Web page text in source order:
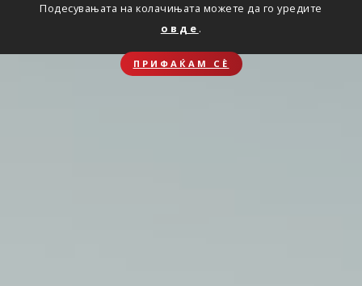
Подесувањата на колачињата можете да го уредите
овде .
ПРИФАЌАМ СЀ